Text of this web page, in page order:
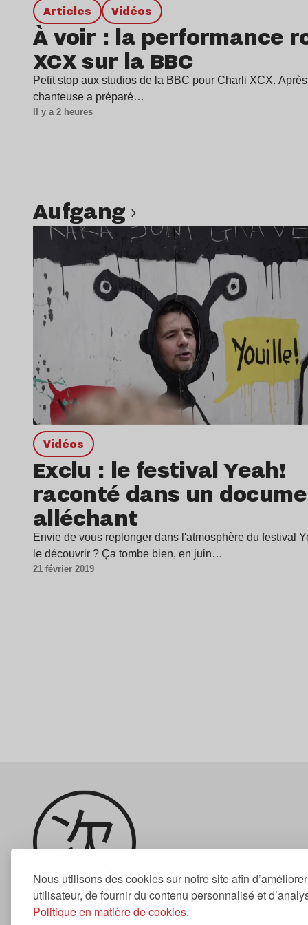
Nous utilisons des cookies sur notre site afin
utilisateur, de fournir du contenu personnalisé et
Politique en matière de cookies.
Articles Vidéos
À voir : la performance
XCX sur la BBC
Petit stop aux studios de la BBC pour Charli XCX.
chanteuse a préparé…
Il y a 2 heures
Aufgang
Vidéos
Exclu : le festival Yeah!
raconté dans un
alléchant
Envie de vous replonger dans l'atmosphère du festival
le découvrir ? Ça tombe bien, en juin…
21 février 2019
Lire l’article